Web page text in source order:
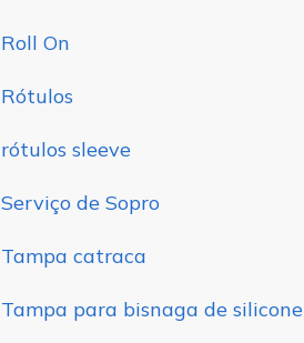
Roll On
Rótulos
rótulos sleeve
Serviço de Sopro
Tampa catraca
Tampa para bisnaga de silicone